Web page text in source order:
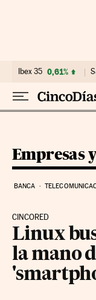
Ibex 35 0,61%
Empresas
BANCA
CINCORED
Linux
la mano